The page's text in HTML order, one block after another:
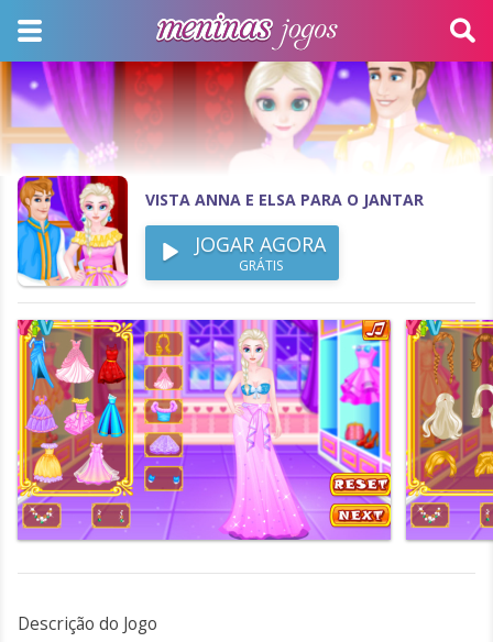
VISTA ANNA E ELSA PARA O JANTAR
JOGAR AGORA
GRÁTIS
Descrição do Jogo